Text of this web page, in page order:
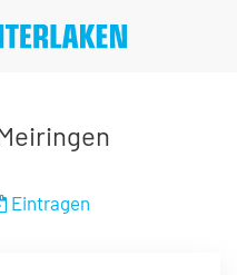
Eintragen